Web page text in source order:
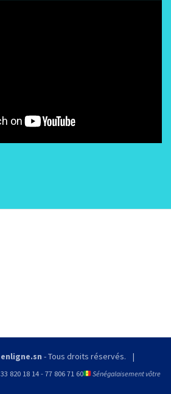
enligne.sn - Tous droits réservés.
33 820 18 14- 77 806 71 60 Sénégalaisement vôtre